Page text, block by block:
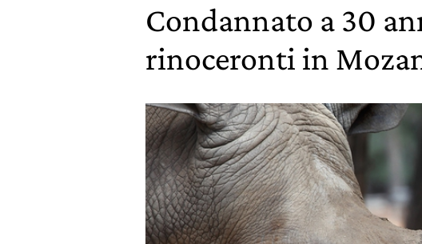
Condannato a 30
rinoceronti in